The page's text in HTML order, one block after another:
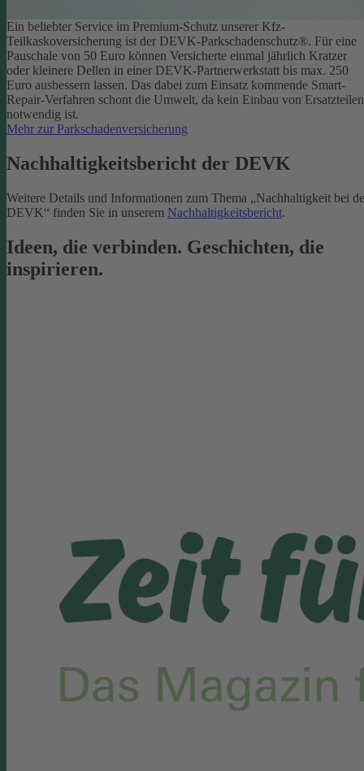
Ein beliebter Service im Premium-Schutz unserer Kfz-
Teilkaskoversicherung ist der DEVK-Parkschadenschutz®. Für eine
Pauschale von 50 Euro können Versicherte einmal jährlich Kratzer
oder kleinere Dellen in einer DEVK-Partnerwerkstatt bis max. 250
Euro ausbessern lassen. Das dabei zum Einsatz kommende Smart-
Repair-Verfahren schont die Umwelt, da kein Einbau von Ersatzteilen
notwendig ist.
Mehr zur Parkschadenversicherung
Nachhaltigkeitsbericht der DEVK
Weitere Details und Informationen zum Thema „Nachhaltigkeit bei
DEVK“ finden Sie in unserem Nachhaltigkeitsbericht.
Ideen, die verbinden. Geschichten, die
inspirieren.